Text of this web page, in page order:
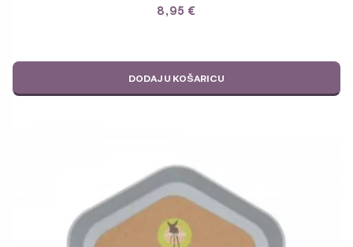
8,95 €
DODAJ U KOŠARICU